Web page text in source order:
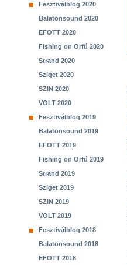
Fesztiválblog 2020
Balatonsound 2020
EFOTT 2020
Fishing on Orfű 2020
Strand 2020
Sziget 2020
SZIN 2020
VOLT 2020
Fesztiválblog 2019
Balatonsound 2019
EFOTT 2019
Fishing on Orfű 2019
Strand 2019
Sziget 2019
SZIN 2019
VOLT 2019
Fesztiválblog 2018
Balatonsound 2018
EFOTT 2018